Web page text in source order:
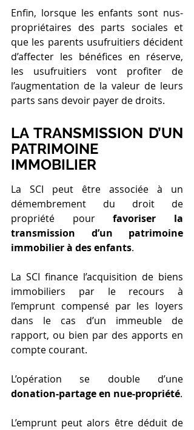
Enfin, lorsque les enfants sont nus-
propriétaires des parts sociales et
que les parents usufruitiers décident
d’affecter les bénéfices en réserve,
les usufruitiers vont profiter de
l’augmentation de la valeur de leurs
parts sans devoir payer de droits.
LA TRANSMISSION D’UN
PATRIMOINE
IMMOBILIER
La SCI peut être associée à un
démembrement du droit de
propriété pour favoriser la
transmission d’un patrimoine
immobilier à des enfants.
La SCI finance l’acquisition de biens
immobiliers par le recours à
l’emprunt compensé par les loyers
dans le cas d’un immeuble de
rapport, ou bien par des apports en
compte courant.
donation-partage en nue-propriété.
L’emprunt peut alors être déduit de